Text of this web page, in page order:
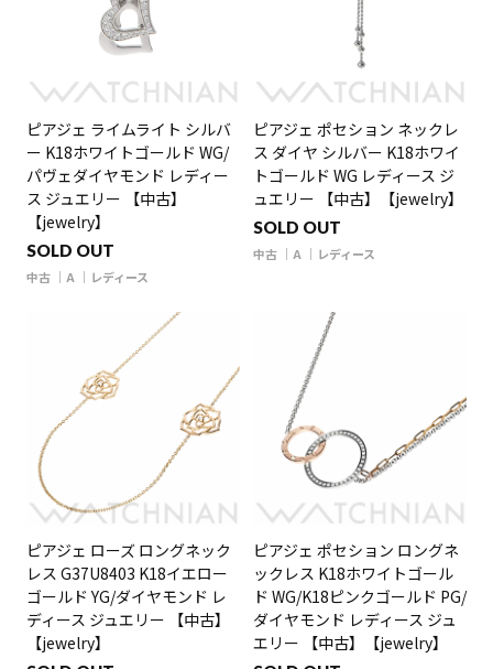
ピアジェ ライムライト シルバ
ー K18ホワイトゴールド WG/
パヴェダイヤモンド レディー
ス ジュエリー 【中古】
【jewelry】
SOLD OUT
中古 A レディース
ピアジェ ポセション ネックレ
ス ダイヤ シルバー K18ホワイ
トゴールド WG レディース ジ
ュエリー 【中古】【jewelry】
SOLD OUT
中古 A レディース
ピアジェ ローズ ロングネック
レス G37U8403 K18イエロー
ゴールド YG/ダイヤモンド レ
ディース ジュエリー 【中古】
【jewelry】
ピアジェ ポセション ロングネ
ックレス K18ホワイトゴール
ド WG/K18ピンクゴールド PG/
ダイヤモンド レディース ジュ
エリー 【中古】【jewelry】